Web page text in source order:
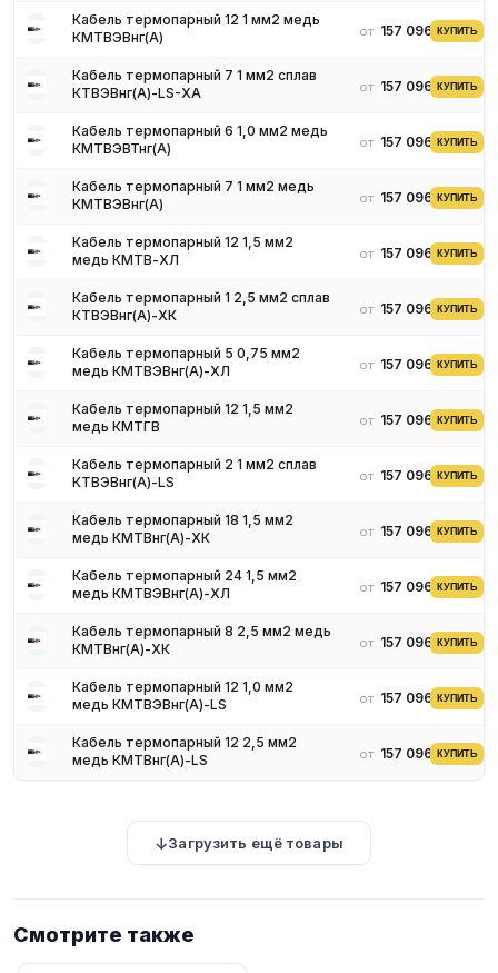
Кабель термопарный 12 1 мм2 медь
КМТВЭВнг(A)
от 157 096 ₽КУПИТЬ
Кабель термопарный 7 1 мм2 сплав
КТВЭВнг(A)-LS-ХА
от 157 096 ₽КУПИТЬ
Кабель термопарный 6 1,0 мм2 медь
КМТВЭВТнг(A)
от 157 096 ₽КУПИТЬ
Кабель термопарный 7 1 мм2 медь
КМТВЭВнг(A)
от 157 096 ₽КУПИТЬ
Кабель термопарный 12 1,5 мм2
медь КМТВ-ХЛ
от 157 096 ₽КУПИТЬ
Кабель термопарный 1 2,5 мм2 сплав
КТВЭВнг(A)-ХК
от 157 096 ₽КУПИТЬ
Кабель термопарный 5 0,75 мм2
медь КМТВЭВнг(A)-ХЛ
от 157 096 ₽КУПИТЬ
Кабель термопарный 12 1,5 мм2
медь КМТГВ
от 157 096 ₽КУПИТЬ
Кабель термопарный 2 1 мм2 сплав
КТВЭВнг(A)-LS
от 157 096 ₽КУПИТЬ
Кабель термопарный 18 1,5 мм2
медь КМТВнг(A)-ХК
от 157 096 ₽КУПИТЬ
Кабель термопарный 24 1,5 мм2
медь КМТВЭВнг(A)-ХЛ
от 157 096 ₽КУПИТЬ
Кабель термопарный 8 2,5 мм2 медь
КМТВнг(A)-ХК
от 157 096 ₽КУПИТЬ
Кабель термопарный 12 1,0 мм2
медь КМТВЭВнг(A)-LS
от 157 096 ₽КУПИТЬ
Кабель термопарный 12 2,5 мм2
медь КМТВнг(A)-LS
от 157 096 ₽КУПИТЬ
Загрузить ещё товары
Смотрите также